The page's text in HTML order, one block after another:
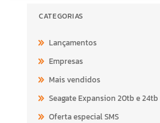
CATEGORIAS
Lançamentos
Empresas
Mais vendidos
Seagate Expansion 20tb e 24tb
Oferta especial SMS